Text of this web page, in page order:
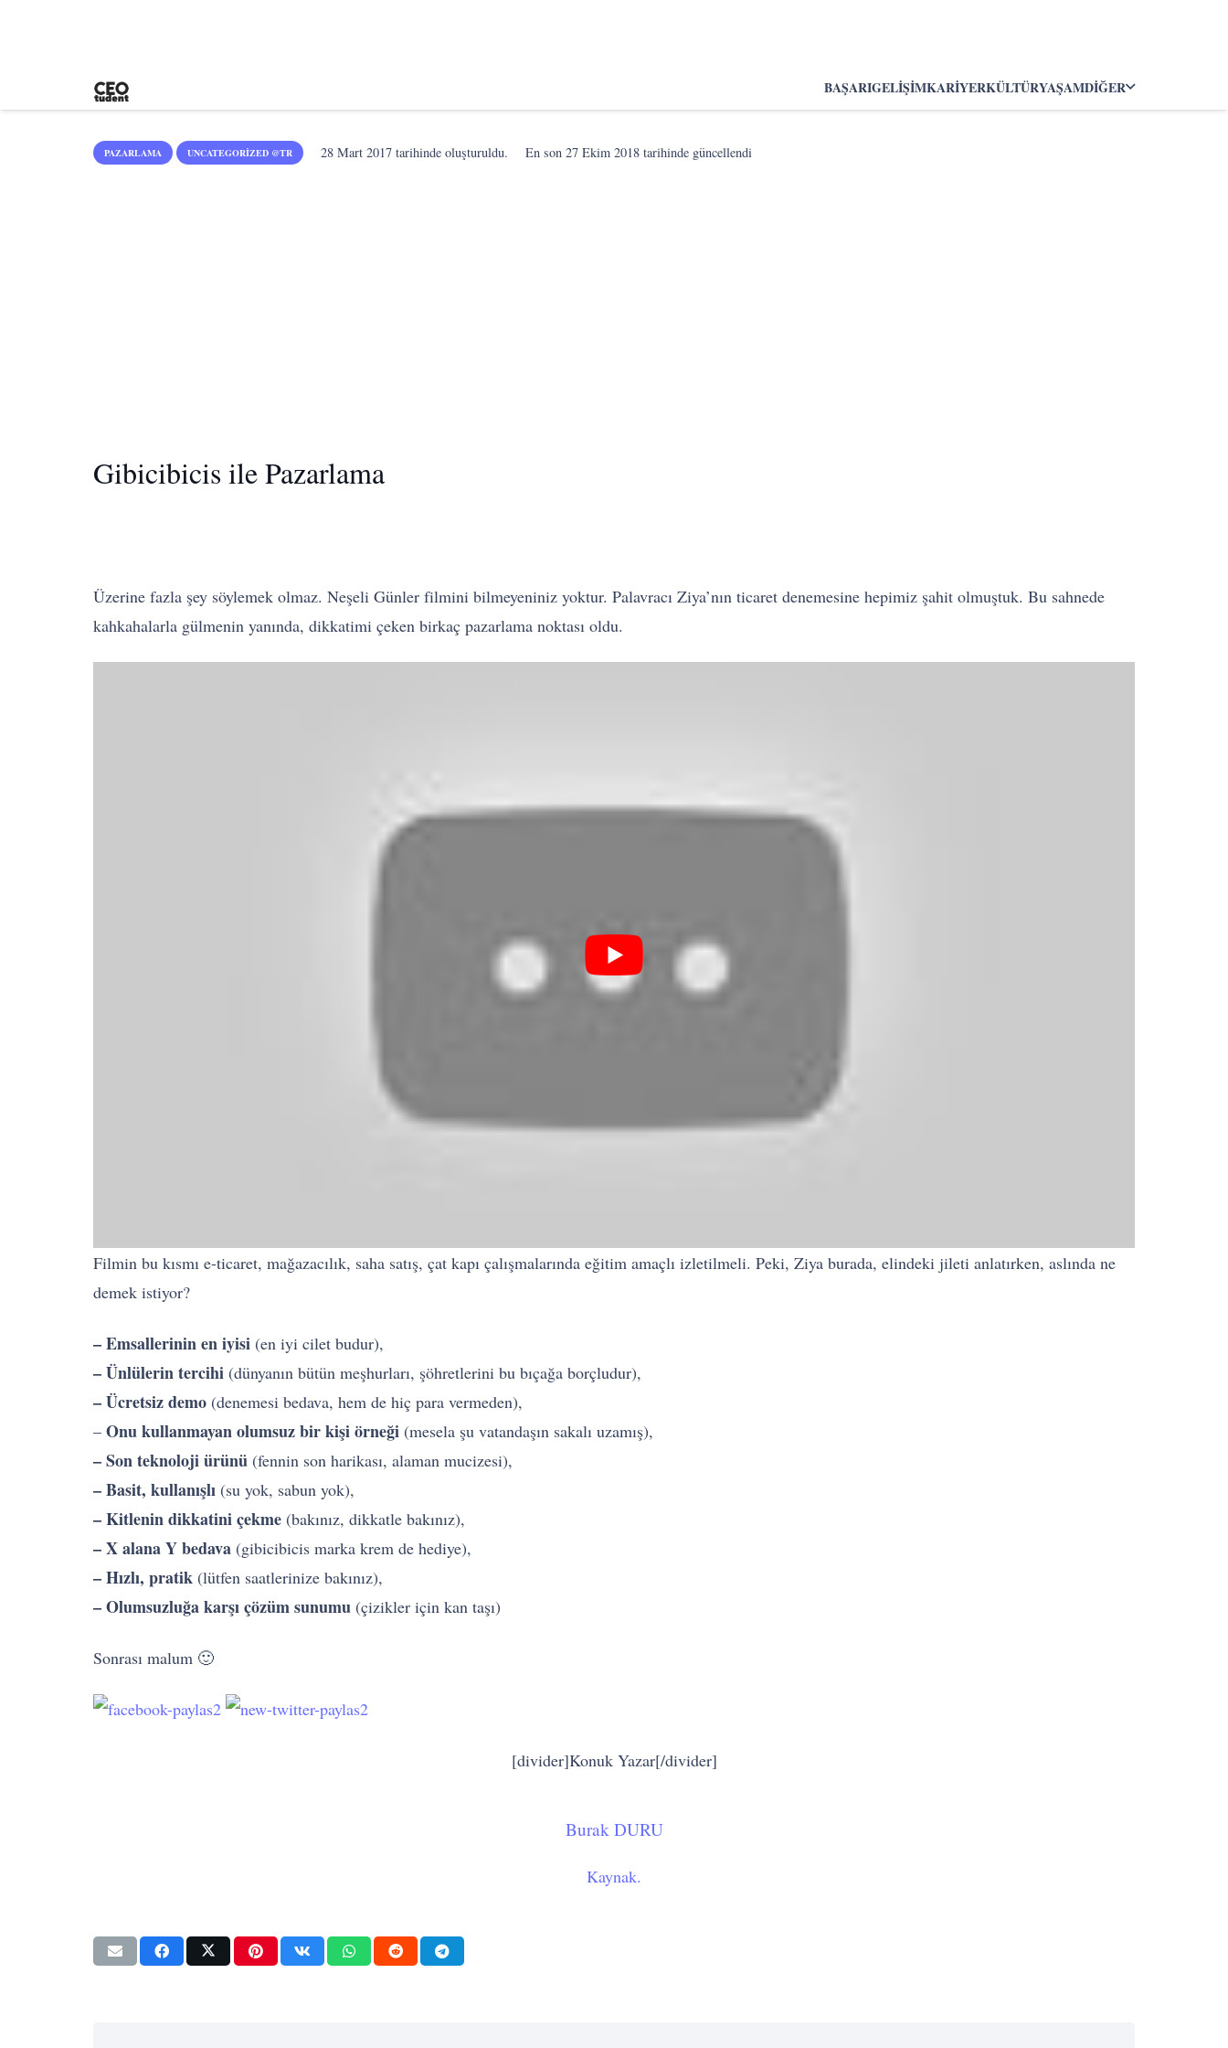
BAŞARIGELIŞIMKARIYERKÜLTÜRYAŞAMDIĞER
PAZARLAMA UNCATEGORIZED @TR 28 Mart 2017 tarihinde oluşturuldu. En son27 Ekim 2018 tarihinde güncellendi
Gibicibicis ile Pazarlama
Üzerine fazla şey söylemek olmaz. Neşeli Günler filmini bilmeyeniniz yoktur. Palavracı Ziya’nın ticaret denemesine hepimiz şahit olmuştuk. Bu sahnede
kahkahalarla gülmenin yanında, dikkatimi çeken birkaç pazarlama noktası oldu.
Filmin bu kısmı e-ticaret, mağazacılık, saha satış, çat kapı çalışmalarında eğitim amaçlı izletilmeli. Peki, Ziya burada, elindeki jileti anlatırken, aslında ne
demek istiyor?
– Emsallerinin en iyisi (en iyi cilet budur),
– Ünlülerin tercihi (dünyanın bütün meşhurları, şöhretlerini bu bıçağa borçludur),
– Ücretsiz demo (denemesi bedava, hem de hiç para vermeden),
– Onu kullanmayan olumsuz bir kişi örneği (mesela şu vatandaşın sakalı uzamış),
– Son teknoloji ürünü (fennin son harikası, alaman mucizesi),
– Basit, kullanışlı (su yok, sabun yok),
– Kitlenin dikkatini çekme (bakınız, dikkatle bakınız),
– X alana Y bedava (gibicibicis marka krem de hediye),
– Hızlı, pratik (lütfen saatlerinize bakınız),
– Olumsuzluğa karşı çözüm sunumu (çizikler için kan taşı)
Sonrası malum 🙂
[divider]Konuk Yazar[/divider]
Burak DURU
Kaynak.